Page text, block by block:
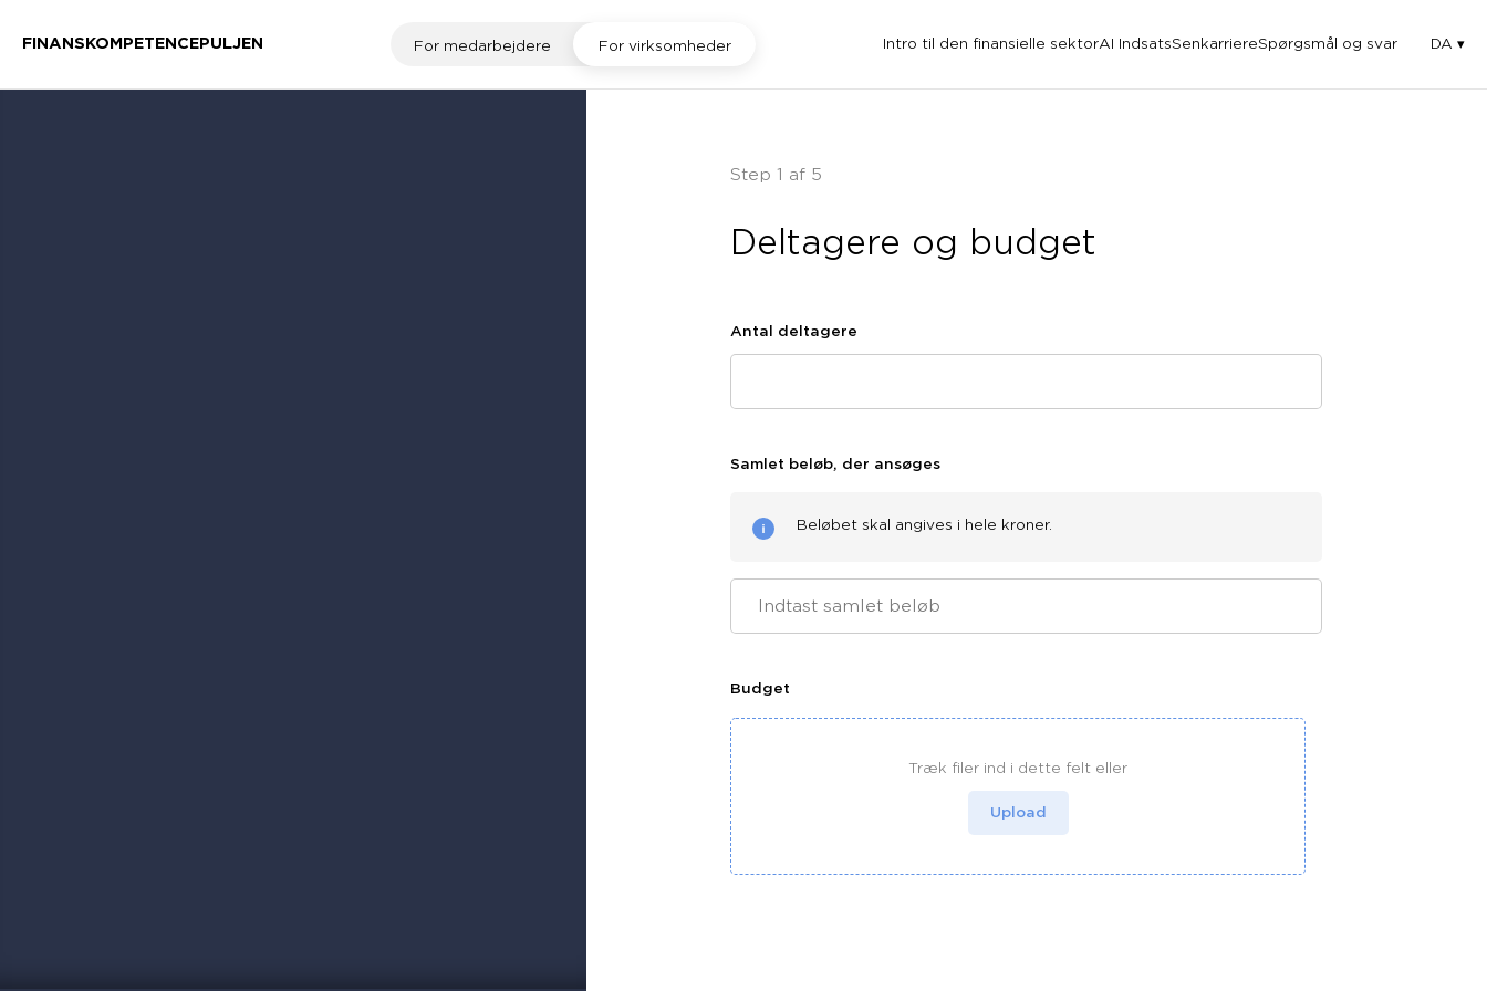
FINANSKOMPETENCEPULJEN For medarbejdere For virksomheder Intro til den finansielle sektorAI IndsatsSenkarriereSpørgsmål og svar DA
Step 1 af 5
Deltagere og budget
Antal deltagere
Samlet beløb, der ansøges
Beløbet skal angives i hele kroner.
Budget
Træk filer ind i dette felt eller